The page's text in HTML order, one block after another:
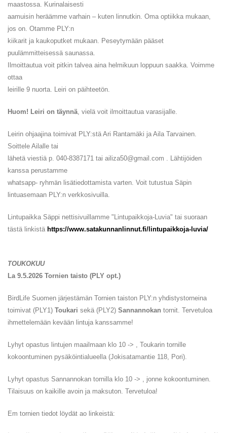
maastossa. Kurinalaisesti
aamuisin heräämme varhain – kuten linnutkin. Oma optiikka mukaan,
jos on. Otamme PLY:n
kiikarit ja kaukoputket mukaan. Peseytymään pääset
puulämmitteisessä saunassa.
Ilmoittautua voit pitkin talvea aina helmikuun loppuun saakka. Voimme
ottaa
leirille 9 nuorta. Leiri on päihteetön.
Huom! Leiri on täynnä, vielä voit ilmoittautua varasijalle.
Leirin ohjaajina toimivat PLY:stä Ari Rantamäki ja Aila Tarvainen.
Soittele Ailalle tai
lähetä viestiä p. 040-8387171 tai ailiza50@gmail.com . Lähtijöiden
kanssa perustamme
whatsapp- ryhmän lisätiedottamista varten. Voit tutustua Säpin
lintuasemaan PLY:n verkkosivuilla.
Lintupaikka Säppi nettisivuillamme "Lintupaikkoja-Luvia" tai suoraan
tästä linkistä https://www.satakunnanlinnut.fi/lintupaikkoja-luvia/
TOUKOKUU
La 9.5.2026 Tornien taisto (PLY opt.)
BirdLife Suomen järjestämän Tornien taiston PLY:n yhdistystorneina
toimivat (PLY1) Toukari sekä (PLY2) Sannannokan tornit. Tervetuloa
ihmettelemään kevään lintuja kanssamme!
Lyhyt opastus lintujen maailmaan klo 10 -> , Toukarin tornille
kokoontuminen pysäköintialueella (Jokisatamantie 118, Pori).
Lyhyt opastus Sannannokan tornilla klo 10 -> , jonne kokoontuminen.
Tilaisuus on kaikille avoin ja maksuton. Tervetuloa!
Em tornien tiedot löydät ao linkeistä: